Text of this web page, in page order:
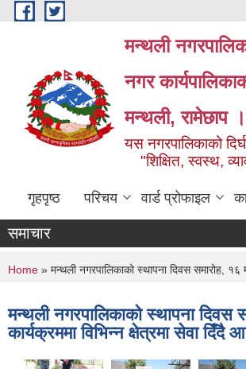
Skip to main content
मन्थली
नगर
मन्थली, रामेछाप ।
यस नगरपालिकाको
"शिक्षित, स्वस्थ,
गृहपृष्ठ परिचय वार्ड प्रोफाइल
समाचार
You are here
Home » मन्थली नगरपालिकाको स्थापना दिवस समारोह, १६
मन्थली नगरपालिकाको स्थापना
कार्यक्रममा विभिन्न क्षेत्रमा सेवा